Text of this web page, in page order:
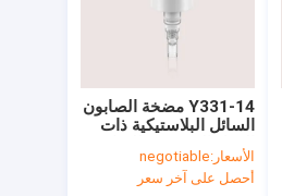
Y331-14 مضخة الصابون
السائل البلاستيكية ذات
القفل المنخفض للشامبو
وصحة الشعر
الأسعار:negotiable
أحصل على آخر سعر